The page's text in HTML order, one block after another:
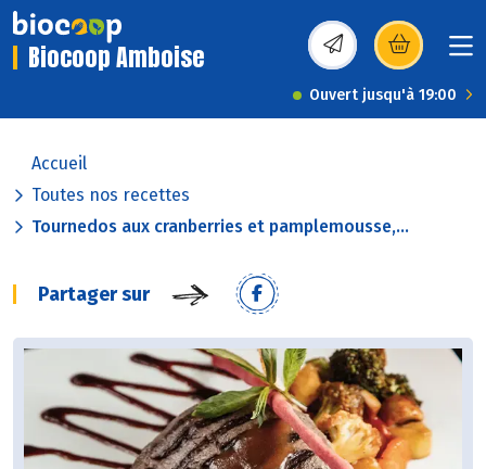
Biocoop Amboise (s’ouvre dans une
Ouvert jusqu'à 19:00
Accueil
Toutes nos recettes
Tournedos aux cranberries et pamplemousse,...
Partager sur